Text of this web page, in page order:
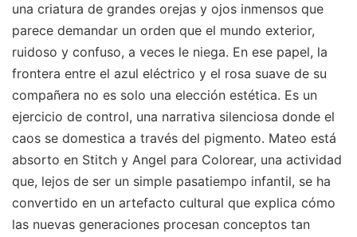
una criatura de grandes orejas y ojos inmensos que
parece demandar un orden que el mundo exterior,
ruidoso y confuso, a veces le niega. En ese papel, la
frontera entre el azul eléctrico y el rosa suave de su
compañera no es solo una elección estética. Es un
ejercicio de control, una narrativa silenciosa donde el
caos se domestica a través del pigmento. Mateo está
absorto en Stitch y Angel para Colorear, una actividad
que, lejos de ser un simple pasatiempo infantil, se ha
convertido en un artefacto cultural que explica cómo
las nuevas generaciones procesan conceptos tan